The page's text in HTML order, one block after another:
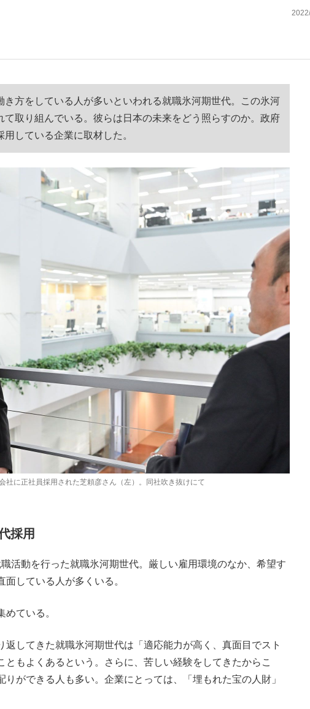
「クマが悪者扱いされているのが悲
カー日本代表・森保一監督...
もっと見る
もっと見る
方をしている人が多いといわれる就職氷河期世代。この氷河
取り組んでいる。彼らは日本の未来をどう照らすのか。政府
している企業に取材した。
社に正社員採用された芝頼彦さん（左）。同社吹き抜けにて
採用
動を行った就職氷河期世代。厳しい雇用環境のなか、希望す
している人が多くいる。
ている。
してきた就職氷河期世代は「適応能力が高く、真面目でスト
もよくあるという。さらに、苦しい経験をしてきたからこ
ができる人も多い。企業にとっては、「埋もれた宝の人財」